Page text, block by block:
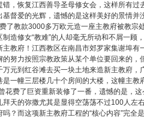
，恢复江西善导圣母修女会，这样所有过
督爱的光辉，遗憾的是这样美好的景情并
教款3000多万欧元造一座主教府被教宗
造修女“教难”的人却毫无所动和不屑一顾
教府！江西教区在南昌市郊罗家集谢埠有
努力按照宗教政策从某个单位要回来的，
元到红谷滩去买一块土地来造新主教府，
一幢三层楼几十个房间的大楼，这幢主教
花费了巨资重新装修了一番，遗憾的是，
拜天的弥撒尤其是显得空荡荡不过100人左
？而这项新主教府工程的“核心内容”完全